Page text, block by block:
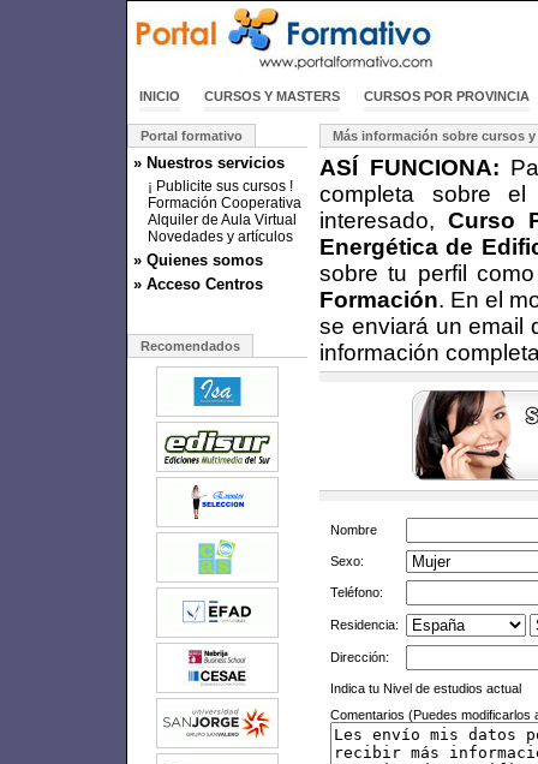
INICIO CURSOS Y MASTERS CURSOS POR PROVINCIA
Portal formativo
» Nuestros servicios
¡ Publicite sus cursos !
Formación Cooperativa
Alquiler de Aula Virtual
Novedades y artículos
» Quienes somos
» Acceso Centros
Recomendados
Más información sobre cursos y
ASÍ FUNCIONA:
completa sobre
interesado, Curso
Energética de
sobre tu perfil
Formación. En el
se enviará un email
información
Nombre
Sexo:
Teléfono:
Residencia:
Dirección:
Indica tu Nivel de estudios actual
Comentarios (Puedes modificarlos